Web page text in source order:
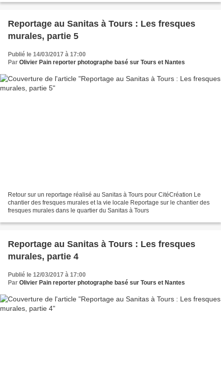
Reportage au Sanitas à Tours : Les fresques
murales, partie 5
Publié le 14/03/2017 à 17:00
Par Olivier Pain reporter photographe basé sur Tours et Nantes
Retour sur un reportage réalisé au Sanitas à Tours pour CitéCréation Le
chantier des fresques murales et la vie locale Reportage sur le chantier des
fresques murales dans le quartier du Sanitas à Tours
Reportage au Sanitas à Tours : Les fresques
murales, partie 4
Publié le 12/03/2017 à 17:00
Par Olivier Pain reporter photographe basé sur Tours et Nantes